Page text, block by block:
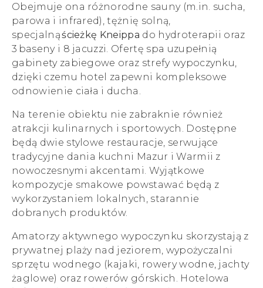
Obejmuje ona różnorodne sauny (m.in. sucha,
parowa i infrared), tężnię solną,
specjalnąścieżkę Kneippa do hydroterapii oraz
3 baseny i 8 jacuzzi. Ofertę spa uzupełnią
gabinety zabiegowe oraz strefy wypoczynku,
dzięki czemu hotel zapewni kompleksowe
odnowienie ciała i ducha.
Na terenie obiektu nie zabraknie również
atrakcji kulinarnych i sportowych. Dostępne
będą dwie stylowe restauracje, serwujące
tradycyjne dania kuchni Mazur i Warmii z
nowoczesnymi akcentami. Wyjątkowe
kompozycje smakowe powstawać będą z
wykorzystaniem lokalnych, starannie
dobranych produktów.
Amatorzy aktywnego wypoczynku skorzystają z
prywatnej plaży nad jeziorem, wypożyczalni
sprzętu wodnego (kajaki, rowery wodne, jachty
żaglowe) oraz rowerów górskich. Hotelowa